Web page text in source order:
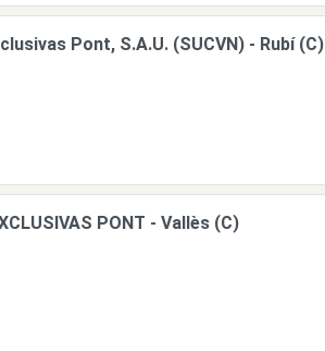
Pont, S.A.U. (SUCVN) - Rubí (C)
PONT - Vallès (C)